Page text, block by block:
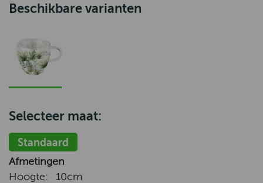
Beschikbare varianten
Selecteer maat:
Standaard
Afmetingen
Hoogte:
10cm